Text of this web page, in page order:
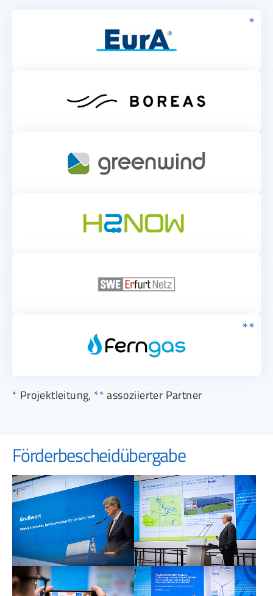
*
**
* Projektleitung, **assoziierter Partner
Förderbescheidübergabe
Show larger version Show larger version
Show larger version Show larger version